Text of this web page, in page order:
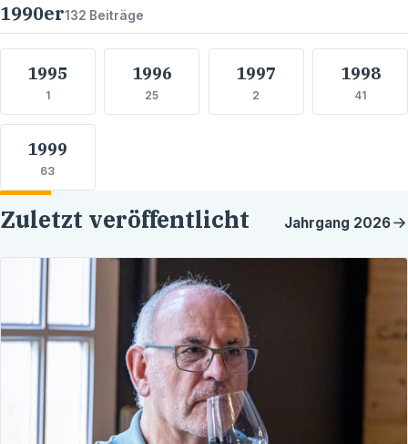
1990er132 Beiträge
1995
1
1996
25
1997
2
1998
41
1999
63
Zuletzt veröffentlicht Jahrgang 2026